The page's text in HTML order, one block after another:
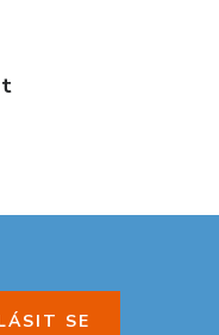
SE